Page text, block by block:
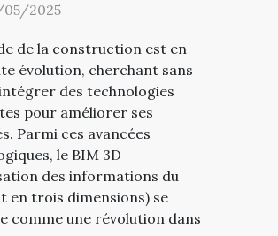
2025
de la construction est en
évolution, cherchant sans
des technologies
pour améliorer ses
Parmi ces avancées
le BIM 3D
des informations du
en trois dimensions) se
comme une révolution dans